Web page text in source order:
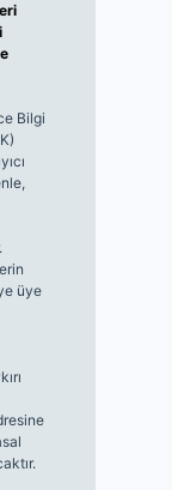
Bilgi
üye